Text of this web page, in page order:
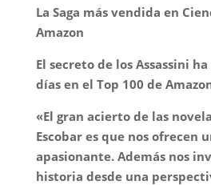
La Saga más vendida en
Amazon
El secreto de los Assassini
días en el Top 100 de
«El gran acierto de las
Escobar es que nos ofrecen
apasionante. Además nos
historia desde una